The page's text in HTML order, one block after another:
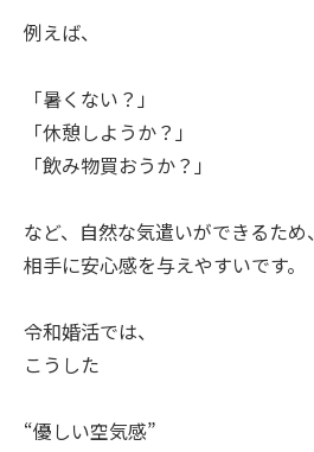
例えば、
「暑くない？」
「休憩しようか？」
「飲み物買おうか？」
など、自然な気遣いができるため、
相手に安心感を与えやすいです。
令和婚活では、
こうした
“優しい空気感”